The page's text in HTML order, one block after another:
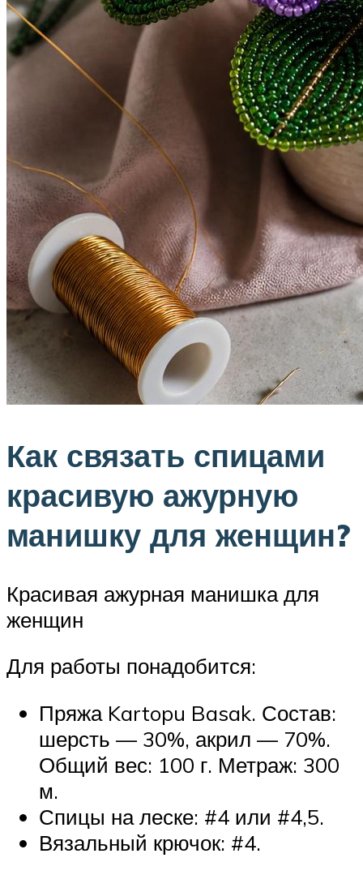
Как связать спицами
красивую ажурную
манишку для женщин?
Красивая ажурная манишка для
женщин
Для работы понадобится:
Пряжа Kartopu Basak. Состав:
шерсть — 30%, акрил — 70%.
Общий вес: 100 г. Метраж: 300
м.
Спицы на леске: #4 или #4,5.
Вязальный крючок: #4.